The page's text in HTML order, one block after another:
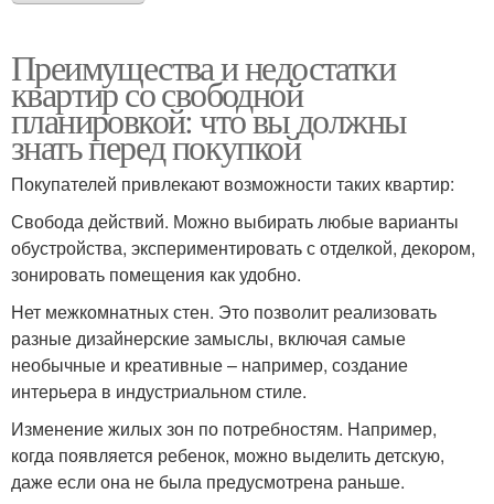
Преимущества и недостатки
квартир со свободной
планировкой: что вы должны
знать перед покупкой
Покупателей привлекают возможности таких квартир:
Свобода действий. Можно выбирать любые варианты
обустройства, экспериментировать с отделкой, декором,
зонировать помещения как удобно.
Нет межкомнатных стен. Это позволит реализовать
разные дизайнерские замыслы, включая самые
необычные и креативные – например, создание
интерьера в индустриальном стиле.
Изменение жилых зон по потребностям. Например,
когда появляется ребенок, можно выделить детскую,
даже если она не была предусмотрена раньше.